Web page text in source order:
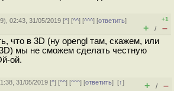
9), 02:43, 31/05/2019 [^] [^^] [^^^] [ответить]
+1
+ / –
что в 3D (ну opengl там, скажем, или
мы не сможем сделать честную
ой.
31/05/2019 [^] [^^] [^^^] [ответить][↑]
+ / –